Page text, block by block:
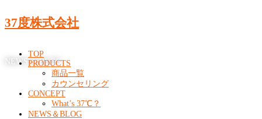
37度株式会社
TOP
PRODUCTS
商品一覧
カウンセリング
CONCEPT
What’s 37℃？
NEWS＆BLOG
NEWS & BLOG